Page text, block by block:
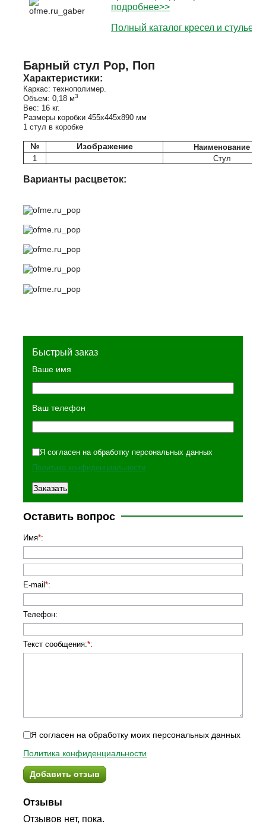
подробнее>>
Полный каталог кресел и стульев
Барный стул Pop, Поп
Характеристики:
Каркас: технополимер.
Объем: 0,18 м3
Вес: 16 кг.
Размеры коробки 455x445x890 мм
1 стул в коробке
№ Изображение
Наименование
1
Стул
Варианты расцветок:
Быстрый заказ
Ваше имя
Ваш телефон
Я согласен на обработку персональных данных
Политика конфиденциальности
Оставить вопрос
Имя*:
E-mail *:
Телефон:
Текст сообщения:*:
Я согласен на обработку моих персональных данных
Политика конфиденциальности
Добавить отзыв
Отзывы
Отзывов нет, пока.